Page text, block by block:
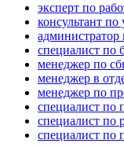
эксперт по
консультант по
администратор
специалист по
менеджер по
менеджер в
менеджер по
специалист по
специалист по
специалист по